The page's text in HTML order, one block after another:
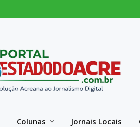
Colunas Jornais Locais